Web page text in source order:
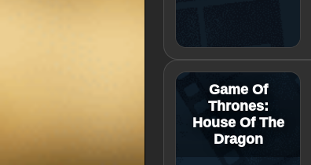
Game Of
Thrones:
House Of The
Dragon